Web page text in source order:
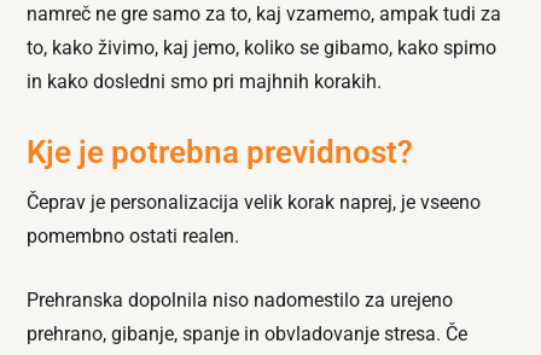
namreč ne gre samo za to, kaj vzamemo, ampak tudi za
to, kako živimo, kaj jemo, koliko se gibamo, kako spimo
in kako dosledni smo pri majhnih korakih.
Kje je potrebna previdnost?
Čeprav je personalizacija velik korak naprej, je vseeno
pomembno ostati realen.
Prehranska dopolnila niso nadomestilo za urejeno
prehrano, gibanje, spanje in obvladovanje stresa. Če